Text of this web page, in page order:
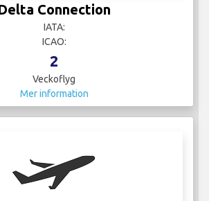
Connection
IATA:
ICAO:
2
Veckoflyg
Mer information